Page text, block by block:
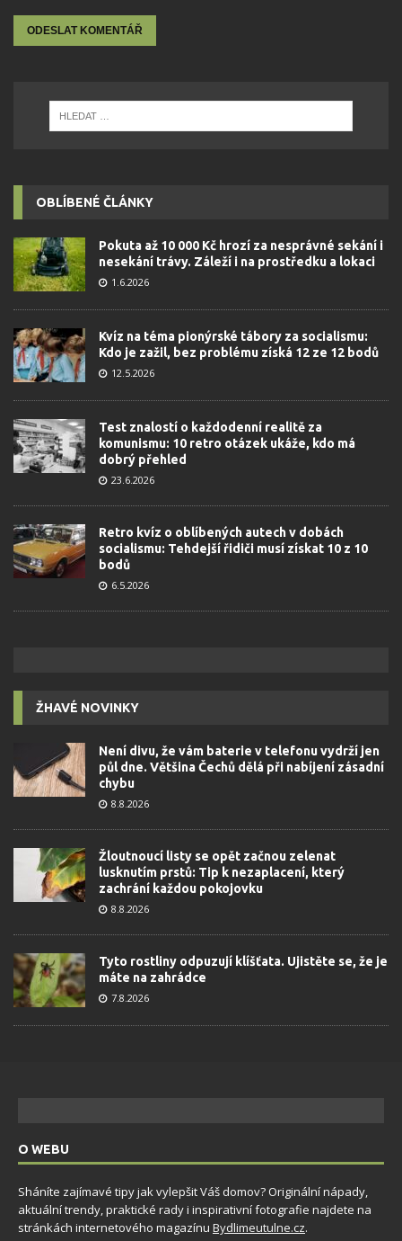
OBLÍBENÉ ČLÁNKY
Pokuta až 10 000 Kč hrozí za nesprávné sekání i
nesekání trávy. Záleží i na prostředku a lokaci
1.6.2026
Kvíz na téma pionýrské tábory za socialismu:
Kdo je zažil, bez problému získá 12 ze 12 bodů
12.5.2026
Test znalostí o každodenní realitě za
komunismu: 10 retro otázek ukáže, kdo má
dobrý přehled
23.6.2026
Retro kvíz o oblíbených autech v dobách
socialismu: Tehdejší řidiči musí získat 10 z 10
bodů
6.5.2026
ŽHAVÉ NOVINKY
Není divu, že vám baterie v telefonu vydrží jen
půl dne. Většina Čechů dělá při nabíjení zásadní
chybu
8.8.2026
Žloutnoucí listy se opět začnou zelenat
lusknutím prstů: Tip k nezaplacení, který
zachrání každou pokojovku
8.8.2026
Tyto rostliny odpuzují klíšťata. Ujistěte se, že je
máte na zahrádce
7.8.2026
O WEBU
Sháníte zajímavé tipy jak vylepšit Váš domov? Originální nápady,
aktuální trendy, praktické rady i inspirativní fotografie najdete na
stránkách internetového magazínu Bydlimeutulne.cz.